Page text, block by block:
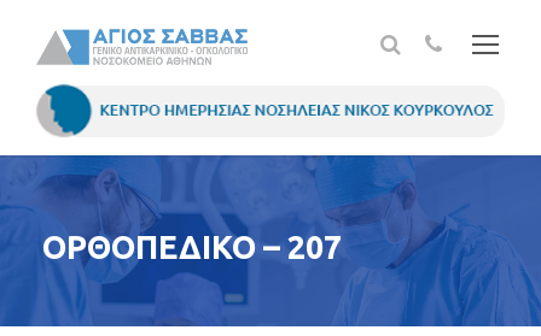
ΟΡΘΟΠΕΔΙΚΟ – 207